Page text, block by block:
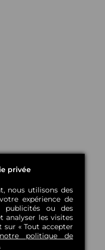
privée
nous utilisons des
expérience de
publicités ou des
analyser les visites
sur « Tout accepter
politique de